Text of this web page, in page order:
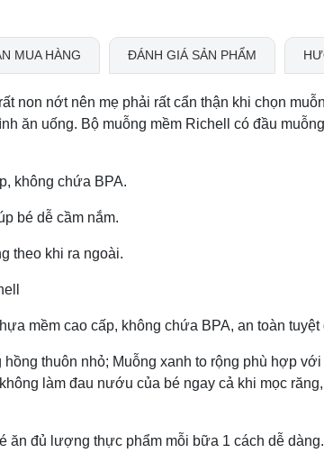
MUA HÀNG ĐÁNH GIÁ SẢN PHẨM
non nớt nên mẹ phải rất cẩn thận khi chọn
ăn uống. Bộ muỗng mềm Richell có đầu
không chứa BPA.
bé dễ cầm nắm.
theo khi ra ngoài.
mềm cao cấp, không chứa BPA, an toàn tuyệt
thuôn nhỏ; Muỗng xanh to rộng phù hợp
làm đau nướu của bé ngay cả khi mọc
ăn đủ lượng thực phẩm mỗi bữa 1 cách dễ dàng.